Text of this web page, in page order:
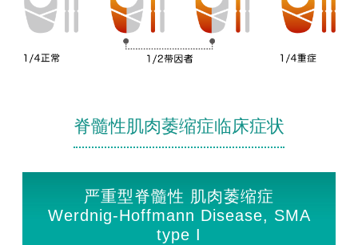
脊髓性肌肉萎缩症临床症状
严重型脊髓性 肌肉萎缩症
Werdnig-Hoffmann Disease, SMA
type I